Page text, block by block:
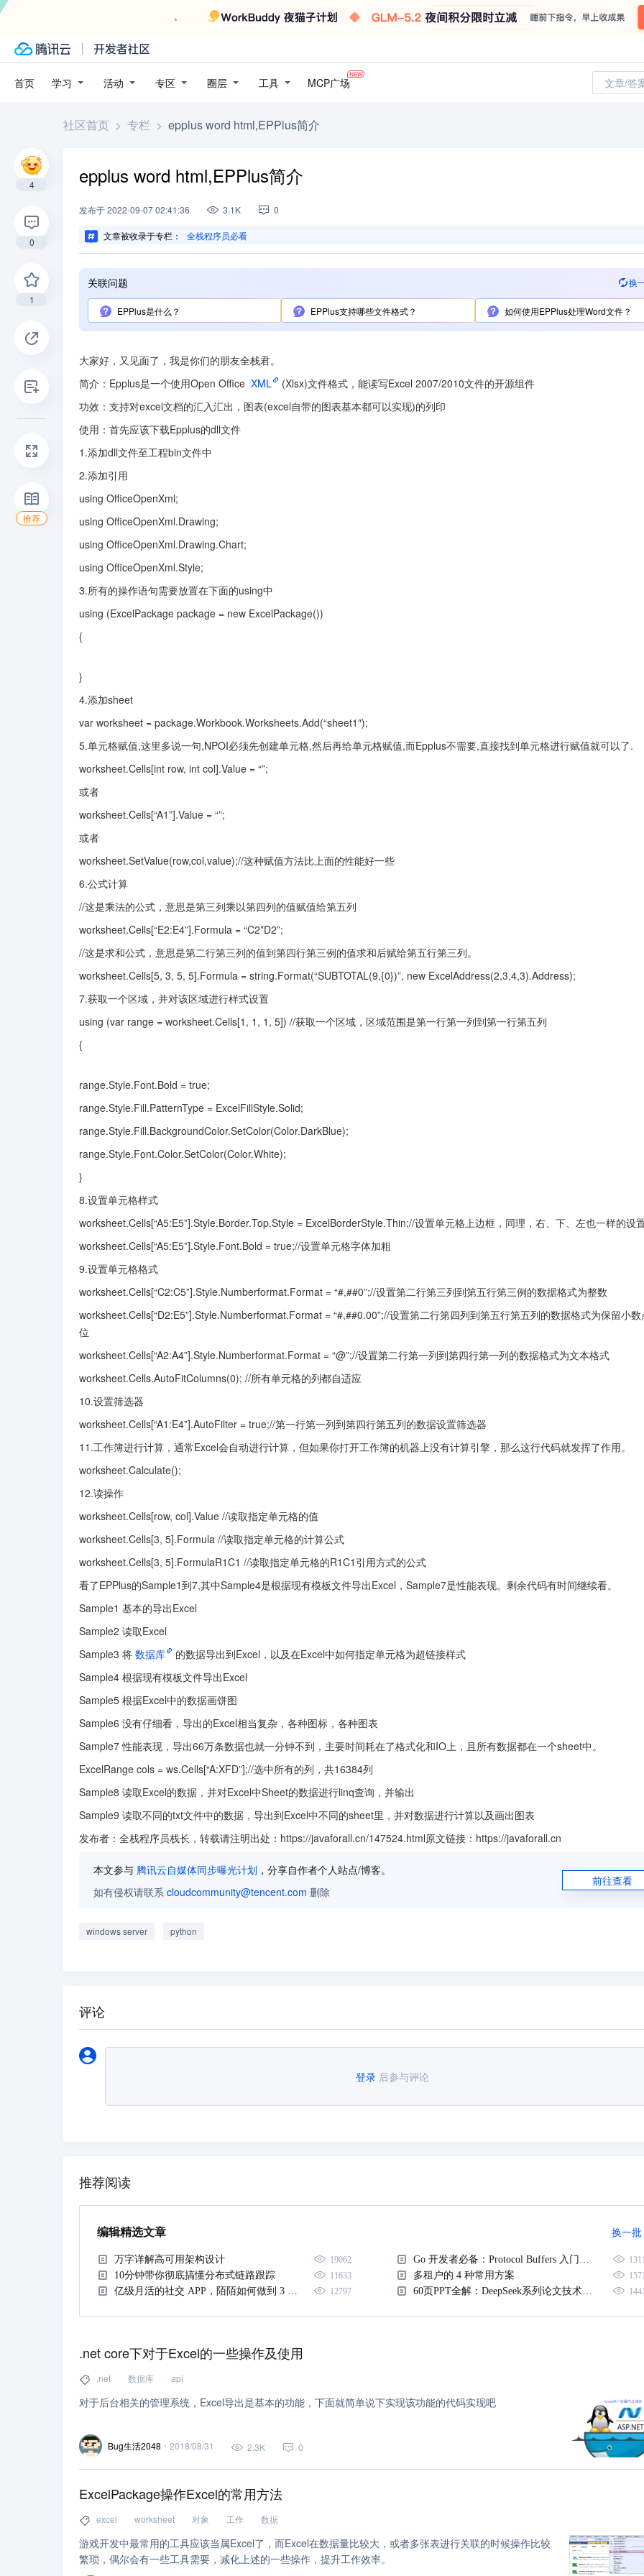
首页 学习 活动 专区 圈层 工具 MCP广场 文章/答
社区首页 > 专栏 > epplus word html,EPPlus简介
epplus word html,EPPlus简介
发布于2022-09-07 02:41:36 3.1K 0
文章被收录于专栏： 全栈程序员必看
关联问题 换
EPPlus是什么？ EPPlus支持哪些文件格式？ 如何使用EPPlus处理Word文件？
大家好，又见面了，我是你们的朋友全栈君。
简介：Epplus是一个使用Open Office XML
(Xlsx)文件格式，能读写Excel 2007/2010文件的开源组件
功效：支持对excel文档的汇入汇出，图表(excel自带的图表基本都可以实现)的列印
使用：首先应该下载Epplus的dll文件
1.添加dll文件至工程bin文件中
2.添加引用
using OfficeOpenXml;
using OfficeOpenXml.Drawing;
using OfficeOpenXml.Drawing.Chart;
using OfficeOpenXml.Style;
3.所有的操作语句需要放置在下面的using中
using (ExcelPackage package = new ExcelPackage())
{
}
4.添加sheet
var worksheet = package.Workbook.Worksheets.Add(“sheet1″);
5.单元格赋值,这里多说一句,NPOI必须先创建单元格,然后再给单元格赋值,而Epplus不需要,直接找到单元格进行赋值就可以了.
worksheet.Cells[int row, int col].Value = “”;
或者
worksheet.Cells[“A1”].Value = “”;
或者
worksheet.SetValue(row,col,value);//这种赋值方法比上面的性能好一些
6.公式计算
//这是乘法的公式，意思是第三列乘以第四列的值赋值给第五列
worksheet.Cells[“E2:E4”].Formula = “C2*D2”;
//这是求和公式，意思是第二行第三列的值到第四行第三例的值求和后赋给第五行第三列。
worksheet.Cells[5, 3, 5, 5].Formula = string.Format(“SUBTOTAL(9,{0})”, new ExcelAddress(2,3,4,3).Address);
7.获取一个区域，并对该区域进行样式设置
using (var range = worksheet.Cells[1, 1, 1, 5]) //获取一个区域，区域范围是第一行第一列到第一行第五列
{
range.Style.Font.Bold = true;
range.Style.Fill.PatternType = ExcelFillStyle.Solid;
range.Style.Fill.BackgroundColor.SetColor(Color.DarkBlue);
range.Style.Font.Color.SetColor(Color.White);
}
8.设置单元格样式
worksheet.Cells[“A5:E5”].Style.Border.Top.Style = ExcelBorderStyle.Thin;//设置单元格上边框，同理，右、下、左也一样的设
worksheet.Cells[“A5:E5”].Style.Font.Bold = true;//设置单元格字体加粗
9.设置单元格格式
worksheet.Cells[“C2:C5”].Style.Numberformat.Format = “#,##0”;//设置第二行第三列到第五行第三例的数据格式为整数
worksheet.Cells[“D2:E5”].Style.Numberformat.Format = “#,##0.00”;//设置第二行第四列到第五行第五列的数据格式为保留小
位
worksheet.Cells[“A2:A4”].Style.Numberformat.Format = “@”;//设置第二行第一列到第四行第一列的数据格式为文本格式
worksheet.Cells.AutoFitColumns(0); //所有单元格的列都自适应
10.设置筛选器
worksheet.Cells[“A1:E4”].AutoFilter = true;//第一行第一列到第四行第五列的数据设置筛选器
11.工作簿进行计算，通常Excel会自动进行计算，但如果你打开工作簿的机器上没有计算引擎，那么这行代码就发挥了作用。
worksheet.Calculate();
12.读操作
worksheet.Cells[row, col].Value //读取指定单元格的值
worksheet.Cells[3, 5].Formula //读取指定单元格的计算公式
worksheet.Cells[3, 5].FormulaR1C1 //读取指定单元格的R1C1引用方式的公式
看了EPPlus的Sample1到7,其中Sample4是根据现有模板文件导出Excel，Sample7是性能表现。剩余代码有时间继续看。
Sample1 基本的导出Excel
Sample2 读取Excel
Sample3 将 数据库
的数据导出到Excel，以及在Excel中如何指定单元格为超链接样式
Sample4 根据现有模板文件导出Excel
Sample5 根据Excel中的数据画饼图
Sample6 没有仔细看，导出的Excel相当复杂，各种图标，各种图表
Sample7 性能表现，导出66万条数据也就一分钟不到，主要时间耗在了格式化和IO上，且所有数据都在一个sheet中。
ExcelRange cols = ws.Cells[“A:XFD”];//选中所有的列，共16384列
Sample8 读取Excel的数据，并对Excel中Sheet的数据进行linq查询，并输出
Sample9 读取不同的txt文件中的数据，导出到Excel中不同的sheet里，并对数据进行计算以及画出图表
发布者：全栈程序员栈长，转载请注明出处：https://javaforall.cn/147524.html原文链接：https://javaforall.cn
本文参与 腾讯云自媒体同步曝光计划 ，分享自作者个人站点/博客。
如有侵权请联系 cloudcommunity@tencent.com 删除
前往查看
windows server python
评论
登录 后参与评论
推荐阅读
编辑精选文章 换一批
万字详解高可用架构设计 19062 Go 开发者必备：Protocol Buffers 入门指南
10分钟带你彻底搞懂分布式链路跟踪 11633 多租户的 4 种常用方案
亿级月活的社交 APP，陌陌如何做到 3 分钟定位故障？ 12797 60页PPT全解：DeepSeek系列论文技术要点整理
.net core下对于Excel的一些操作及使用
.net 数据库 api
对于后台相关的管理系统，Excel导出是基本的功能，下面就简单说下实现该功能的代码实现吧
Bug生活2048 2018/08/31 2.3K 0
ExcelPackage操作Excel的常用方法
excel worksheet 对象 工作 数据
游戏开发中最常用的工具应该当属Excel了，而Excel在数据量比较大，或者多张表进行关联的时候操作比较
繁琐，偶尔会有一些工具需要，减化上述的一些操作，提升工作效率。
4
0
1
推荐